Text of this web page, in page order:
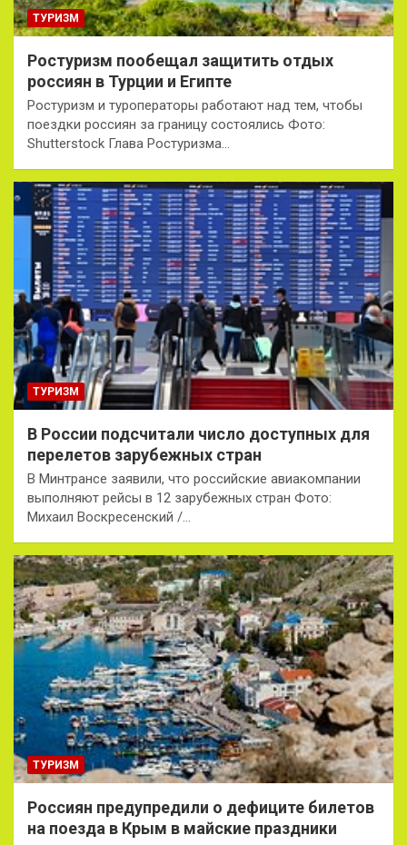
ТУРИЗМ
Ростуризм пообещал защитить отдых
россиян в Турции и Египте
Ростуризм и туроператоры работают над тем, чтобы
поездки россиян за границу состоялись Фото:
Shutterstock Глава Ростуризма…
ТУРИЗМ
В России подсчитали число доступных для
перелетов зарубежных стран
В Минтрансе заявили, что российские авиакомпании
выполняют рейсы в 12 зарубежных стран Фото:
Михаил Воскресенский /…
ТУРИЗМ
Россиян предупредили о дефиците билетов
на поезда в Крым в майские праздники